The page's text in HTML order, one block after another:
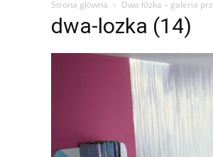
Strona główna Dwa łóżka – galeria
dwa-lozka (14)